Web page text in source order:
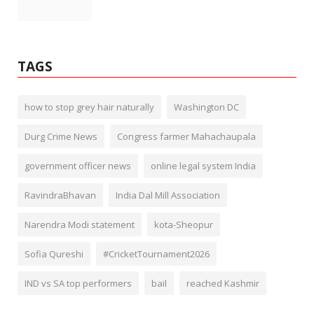
TAGS
how to stop grey hair naturally Washington DC
Durg Crime News Congress farmer Mahachaupala
government officer news online legal system India
RavindraBhavan India Dal Mill Association
Narendra Modi statement kota-Sheopur
Sofia Qureshi #CricketTournament2026
IND vs SA top performers bail reached Kashmir